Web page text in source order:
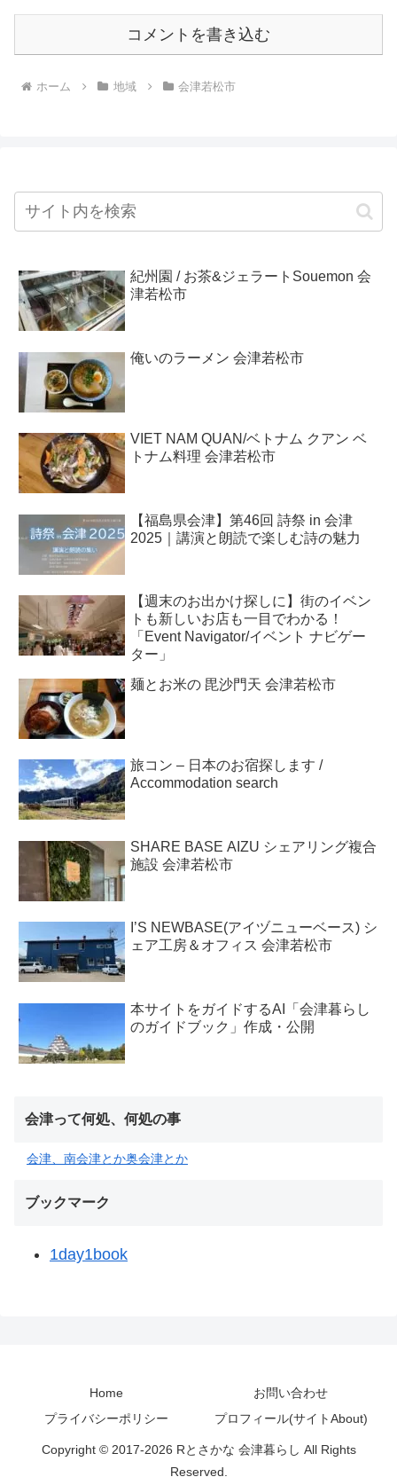
コメントを書き込む
ホーム 地域 会津若松市
紀州園 / お茶&ジェラートSouemon 会
津若松市
俺いのラーメン 会津若松市
VIET NAM QUAN/ベトナム クアン ベ
トナム料理 会津若松市
【福島県会津】第46回 詩祭 in 会津
2025｜講演と朗読で楽しむ詩の魅力
【週末のお出かけ探しに】街のイベン
トも新しいお店も一目でわかる！
「Event Navigator/イベント ナビゲー
ター」
麺とお米の 毘沙門天 会津若松市
旅コン – 日本のお宿探します /
Accommodation search
SHARE BASE AIZU シェアリング複合
施設 会津若松市
I’S NEWBASE(アイヅニューベース) シ
ェア工房＆オフィス 会津若松市
本サイトをガイドするAI「会津暮らし
のガイドブック」作成・公開
会津って何処、何処の事
会津、南会津とか奥会津とか
ブックマーク
1day1book
Home
お問い合わせ
プライバシーポリシー
プロフィール(サイトAbout)
Copyright © 2017-2026 Rとさかな 会津暮らし All Rights
Reserved.